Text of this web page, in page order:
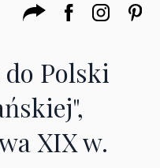
Polski
XIX w.